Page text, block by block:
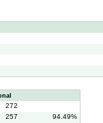
272
257
94.49%